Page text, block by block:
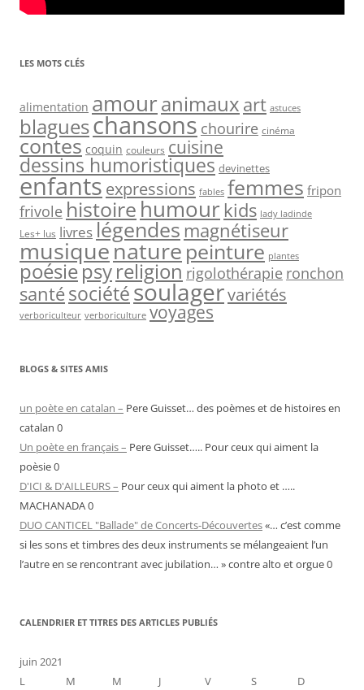
LES MOTS CLÉS
alimentation amouranimaux art astuces
blagueschansons chourire cinéma
contes coquin couleurs cuisine
dessins humoristiques devinettes
enfantsexpressions fables femmes fripon
frivole histoire humour kids lady ladinde
Les+ lus livreslégendes magnétiseur
musiquenature peinture plantes
poésiepsyreligion rigolothérapie ronchon
santésociétésoulagervariétés
verboriculteur verboriculture voyages
BLOGS & SITES AMIS
un poète en catalan – Pere Guisset… des poèmes et de histoires en
catalan 0
Un poète en français – Pere Guisset….. Pour ceux qui aiment la
poèsie 0
D'ICI & D'AILLEURS – Pour ceux qui aiment la photo et …..
MACHANADA 0
DUO CANTICEL "Ballade" de Concerts-Découvertes«… c’est comme
si les sons et timbres des deux instruments se mélangeaient l’un
l’autre en se rencontrant avec jubilation… » contre alto et orgue 0
CALENDRIER ET TITRES DES ARTICLES PUBLIÉS
juin 2021
L
M M J V S
D